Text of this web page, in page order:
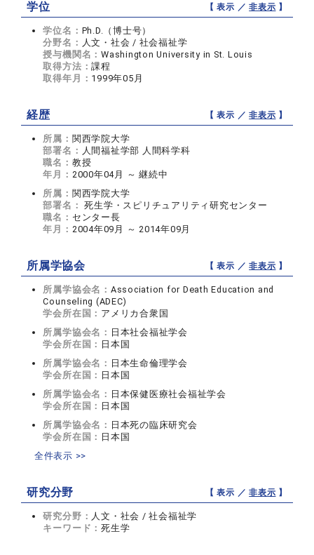
学位 【 表示 ／非表示 】
学位名： Ph.D.（博士号）
分野名： 人文・社会 / 社会福祉学
授与機関名：Washington University in St. Louis
取得方法：課程
取得年月： 1999年05月
経歴 【 表示 ／非表示 】
所属： 関西学院大学
部署名： 人間福祉学部 人間科学科
職名： 教授
年月： 2000年04月 ～ 継続中
所属： 関西学院大学
部署名： 死生学・スピリチュアリティ研究センター
職名： センター長
年月： 2004年09月 ～ 2014年09月
所属学協会 【 表示 ／非表示 】
所属学協会名： Association for Death Education and
Counseling (ADEC)
学会所在国： アメリカ合衆国
所属学協会名： 日本社会福祉学会
学会所在国： 日本国
所属学協会名： 日本生命倫理学会
学会所在国： 日本国
所属学協会名： 日本保健医療社会福祉学会
学会所在国： 日本国
所属学協会名： 日本死の臨床研究会
学会所在国： 日本国
全件表示 >>
研究分野 【 表示 ／非表示 】
研究分野： 人文・社会 / 社会福祉学
キーワード：死生学